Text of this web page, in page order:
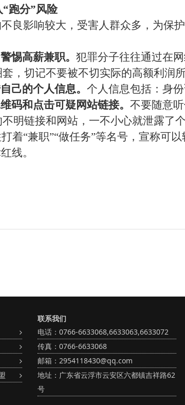
“跑分”风险
良影响较大，受害人群众多，为保
惕高薪兼职。 犯罪分子往往通过在
，切记不要被不切实际的高额利润
己的个人信息。 个人信息包括：身
码和点击可疑网站链接。 不要随意
明链接和网站，一不小心就泄露了个
打着“兼职”“做任务”等名号，宣称可
线。
联系我们
电话：0766-6633068,6633063,6633072
传真：0766-6633068
邮箱：2954118430@qq.com
地址：广东省云浮市云安区六都镇吉祥路62
号